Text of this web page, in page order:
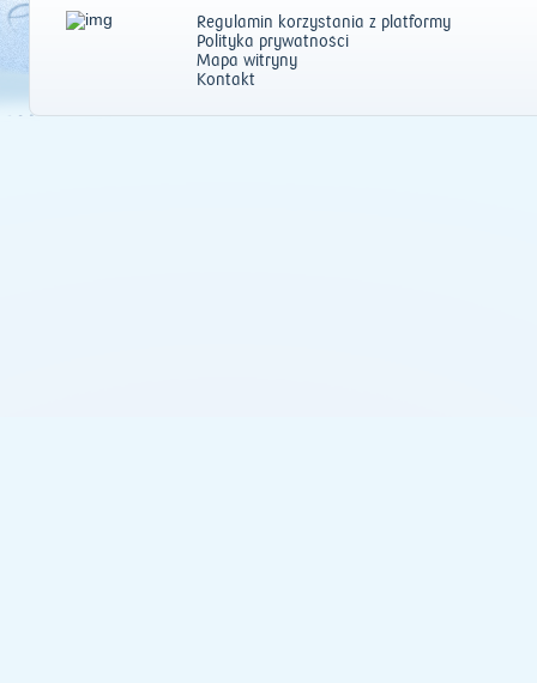
Regulamin korzystania z platformy
Polityka prywatności
Mapa witryny
Kontakt